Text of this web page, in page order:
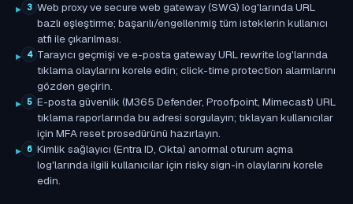
3 Web proxy ve secure web gateway (SWG) log'larında URL
bazlı eşleştirme; başarılı/engellenmiş tüm isteklerin kullanıcı
atfı ile çıkarılması.
4 Tarayıcı geçmişi ve e-posta gateway URL rewrite log'larında
tıklama olaylarını korele edin; click-time protection alarmlarını
gözden geçirin.
5 E-posta güvenlik (M365 Defender, Proofpoint, Mimecast) URL
tıklama raporlarında bu adresi sorgulayın; tıklayan kullanıcılar
için MFA reset prosedürünü hazırlayın.
6 Kimlik sağlayıcı (Entra ID, Okta) anormal oturum açma
log'larında ilgili kullanıcılar için risky sign-in olaylarını korele
edin.